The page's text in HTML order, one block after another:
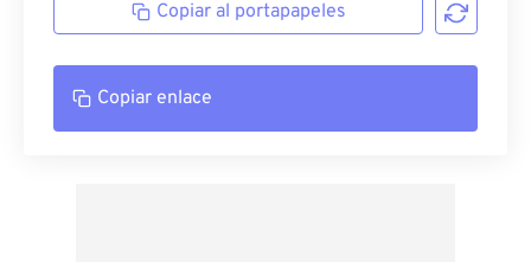
Copiar al portapapeles
Copiar enlace